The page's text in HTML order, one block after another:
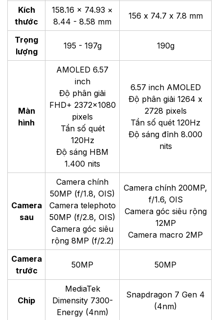
Kích
thước
158.16 × 74.93 ×
8.44 - 8.58 mm
156 x 74.7 x 7.8 mm
Trọng
lượng
195 - 197g 190g
Màn
hình
AMOLED 6.57
inch
Độ phân giải
FHD+ 2372×1080
pixels
Tần số quét
120Hz
Độ sáng HBM
1.400 nits
6.57 inch AMOLED
Độ phân giải 1264 x
2728 pixels
Tần số quét 120Hz
Độ sáng đỉnh 8.000
nits
Camera
sau
Camera chính
50MP (f/1.8, OIS)
Camera telephoto
50MP (f/2.8, OIS)
Camera góc siêu
rộng 8MP (f/2.2)
Camera chính 200MP,
f/1.6, OIS
Camera góc siêu rộng
12MP
Camera macro 2MP
Camera
trước
50MP 50MP
Chip
MediaTek
Dimensity 7300-
Energy (4nm)
Snapdragon 7 Gen 4
(4nm)